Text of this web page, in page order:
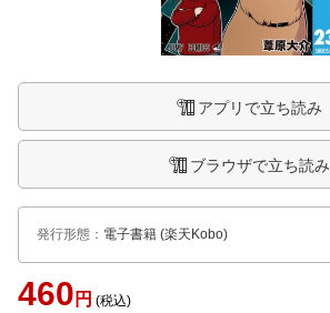
アプリで立ち読み
ブラウザで立ち読み
発行形態 ： 電子書籍 (楽天Kobo)
460 円 (税込)